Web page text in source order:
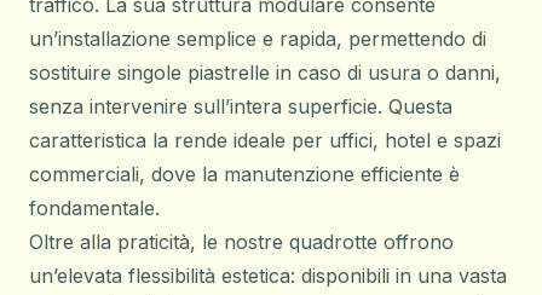
un’installazione semplice e rapida, permettendo di
sostituire singole piastrelle in caso di usura o danni,
senza intervenire sull’intera superficie. Questa
caratteristica la rende ideale per uffici, hotel e spazi
commerciali, dove la manutenzione efficiente è
fondamentale.
Oltre alla praticità, le nostre quadrotte offrono
un’elevata flessibilità estetica: disponibili in una vasta